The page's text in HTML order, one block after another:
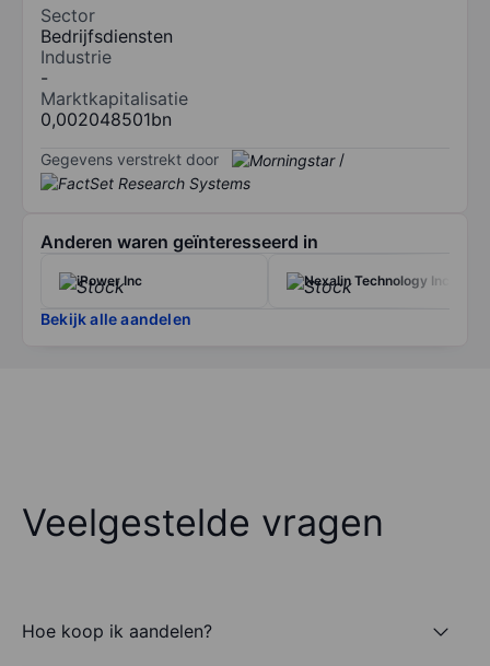
Sector
Bedrijfsdiensten
Industrie
-
Marktkapitalisatie
0,002048501bn
Gegevens verstrekt door /
Anderen waren geïnteresseerd in
iPower Inc Nexalin Technology Inc.
Bekijk alle aandelen
Veelgestelde vragen
Hoe koop ik aandelen?